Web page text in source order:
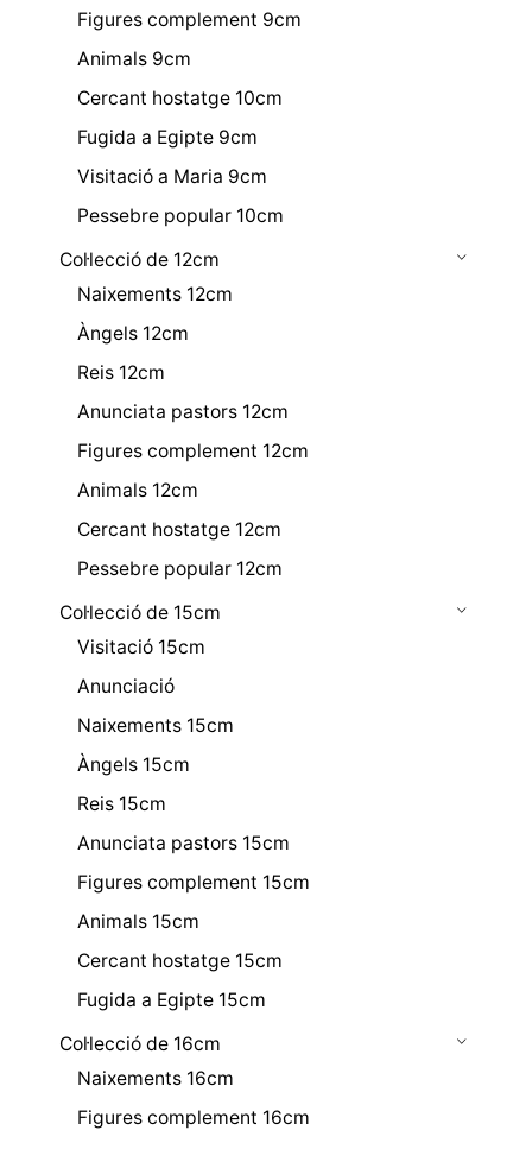
Figures complement 9cm
Animals 9cm
Cercant hostatge 10cm
Fugida a Egipte 9cm
Visitació a Maria 9cm
Pessebre popular 10cm
Col·lecció de 12cm
Naixements 12cm
Àngels 12cm
Reis 12cm
Anunciata pastors 12cm
Figures complement 12cm
Animals 12cm
Cercant hostatge 12cm
Pessebre popular 12cm
Col·lecció de 15cm
Visitació 15cm
Anunciació
Naixements 15cm
Àngels 15cm
Reis 15cm
Anunciata pastors 15cm
Figures complement 15cm
Animals 15cm
Cercant hostatge 15cm
Fugida a Egipte 15cm
Col·lecció de 16cm
Naixements 16cm
Figures complement 16cm